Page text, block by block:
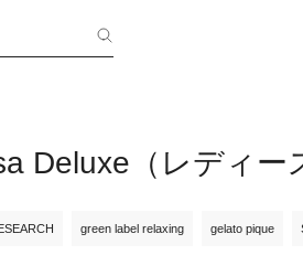
Deluxe（レディ
green label relaxing gelato pique